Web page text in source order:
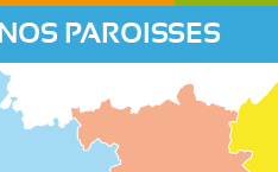
NOS PAROISSES